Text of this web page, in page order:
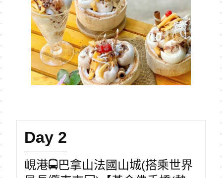
Day 2
峴港🚍巴拿山法國山城(搭乘世界